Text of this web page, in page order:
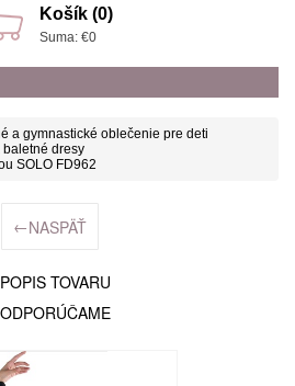
Košík (0)
Suma: €0
a gymnastické oblečenie pre deti
baletné dresy
SOLO FD962
←NASPÄŤ
POPIS TOVARU
ODPORÚČAME